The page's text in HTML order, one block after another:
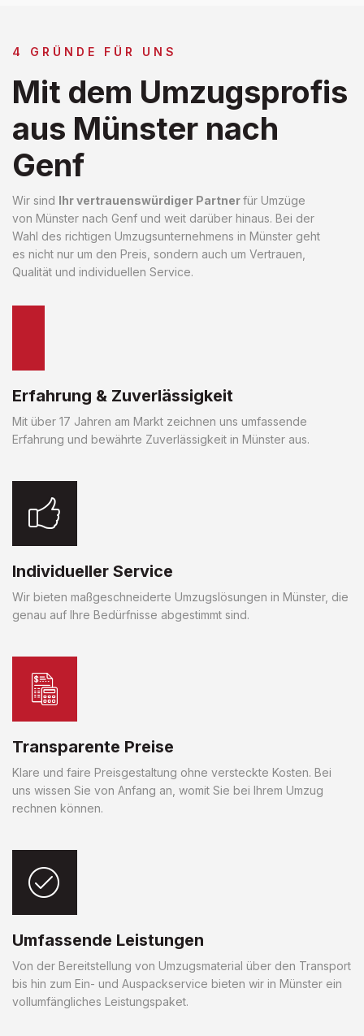
4 GRÜNDE FÜR UNS
Mit dem Umzugsprofis
aus Münster nach
Genf
Wir sind Ihr vertrauenswürdiger Partnerfür Umzüge
von Münster nach Genf und weit darüber hinaus. Bei der
Wahl des richtigen Umzugsunternehmens in Münster geht
es nicht nur um den Preis, sondern auch um Vertrauen,
Qualität und individuellen Service.
Erfahrung & Zuverlässigkeit
Mit über 17 Jahren am Markt zeichnen uns umfassende
Erfahrung und bewährte Zuverlässigkeit in Münster aus.
Individueller Service
Wir bieten maßgeschneiderte Umzugslösungen in Münster, die
genau auf Ihre Bedürfnisse abgestimmt sind.
Transparente Preise
Klare und faire Preisgestaltung ohne versteckte Kosten. Bei
uns wissen Sie von Anfang an, womit Sie bei Ihrem Umzug
rechnen können.
Umfassende Leistungen
Von der Bereitstellung von Umzugsmaterial über den Transport
bis hin zum Ein- und Auspackservice bieten wir in Münster ein
vollumfängliches Leistungspaket.